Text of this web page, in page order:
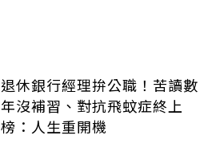
退休銀行經理拚公職！苦讀數
年沒補習、對抗飛蚊症終上
榜：人生重開機